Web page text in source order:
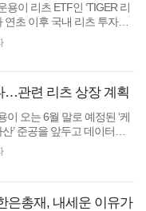
이 리츠 ETF인 ‘TIGER 리
연초 이후 국내 리츠 투자
했다고 12일 밝혔다. 코스
…관련 리츠 상장 계획
이 오는 6월 말로 예정된 ‘케
’ 준공을 앞두고 데이터센
격화 한다고 12일 밝혔다.
은총재, 내세운 이유가